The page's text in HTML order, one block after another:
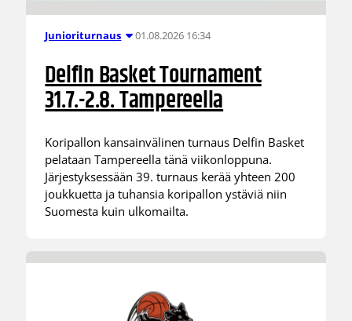
Junioriturnaus 01.08.2026 16:34
Delfin Basket Tournament
31.7.-2.8. Tampereella
Koripallon kansainvälinen turnaus Delfin Basket
pelataan Tampereella tänä viikonloppuna.
Järjestyksessään 39. turnaus kerää yhteen 200
joukkuetta ja tuhansia koripallon ystäviä niin
Suomesta kuin ulkomailta.